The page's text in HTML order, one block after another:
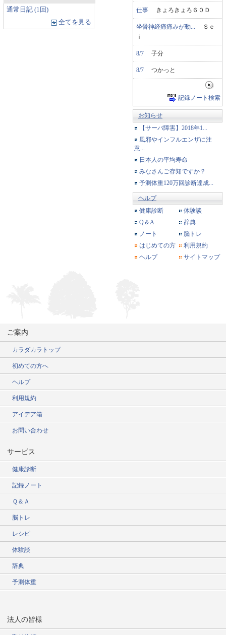
通常日記 (1回)
全てを見る
仕事 きょろきょろ６０Ｄ
坐骨神経痛痛みが動...
Ｓｅ
ｉ
8/7 子分
8/7 つかっと
記録ノート検索
お知らせ
【サーバ障害】2018年1...
風邪やインフルエンザに注
意...
日本人の平均寿命
みなさんご存知ですか？
予測体重120万回診断達成...
ヘルプ
健康診断
体験談
Q＆A
辞典
ノート
脳トレ
はじめての方
利用規約
ヘルプ
サイトマップ
ご案内
カラダカラトップ
初めての方へ
ヘルプ
利用規約
アイデア箱
お問い合わせ
サービス
健康診断
記録ノート
Ｑ＆Ａ
脳トレ
レシピ
体験談
辞典
予測体重
法人の皆様